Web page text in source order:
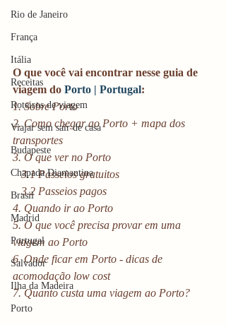
Rio de Janeiro
França
Itália
Receitas
Roteiros de viagem
Viajar sem sair de casa
Budapeste
Chapada Diamantina
Brasil
Madrid
Portugal
Salvador
Ilha da Madeira
Porto
O que você vai encontrar nesse guia de
viagem do Porto | Portugal:
1. Sobre Porto
2. Como chegar ao Porto + mapa dos
transportes
3. O que ver no Porto
   3.1 Passeios gratuitos
   3.2 Passeios pagos
4. Quando ir ao Porto
5. O que você precisa provar em uma
viagem ao Porto
6. Onde ficar em Porto - dicas de
acomodação low cost
7. Quanto custa uma viagem ao Porto?